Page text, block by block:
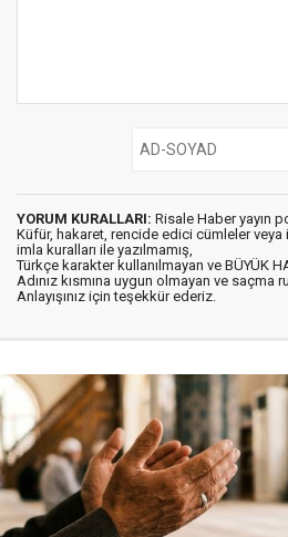
YORUM KURALLARI: Risale Haber yayın
Küfür, hakaret, rencide edici cümleler veya
imla kuralları ile yazılmamış,
Türkçe karakter kullanılmayan ve BÜYÜK
Adınız kısmına uygun olmayan ve saçma
Anlayışınız için teşekkür ederiz.